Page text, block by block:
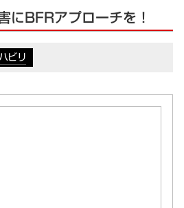
にBFRアプローチを！
ビリ